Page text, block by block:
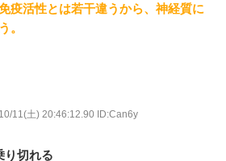
疫活性とは若干違うから、神経質に
。
11(土) 20:46:12.90 ID:Can6y
り切れる